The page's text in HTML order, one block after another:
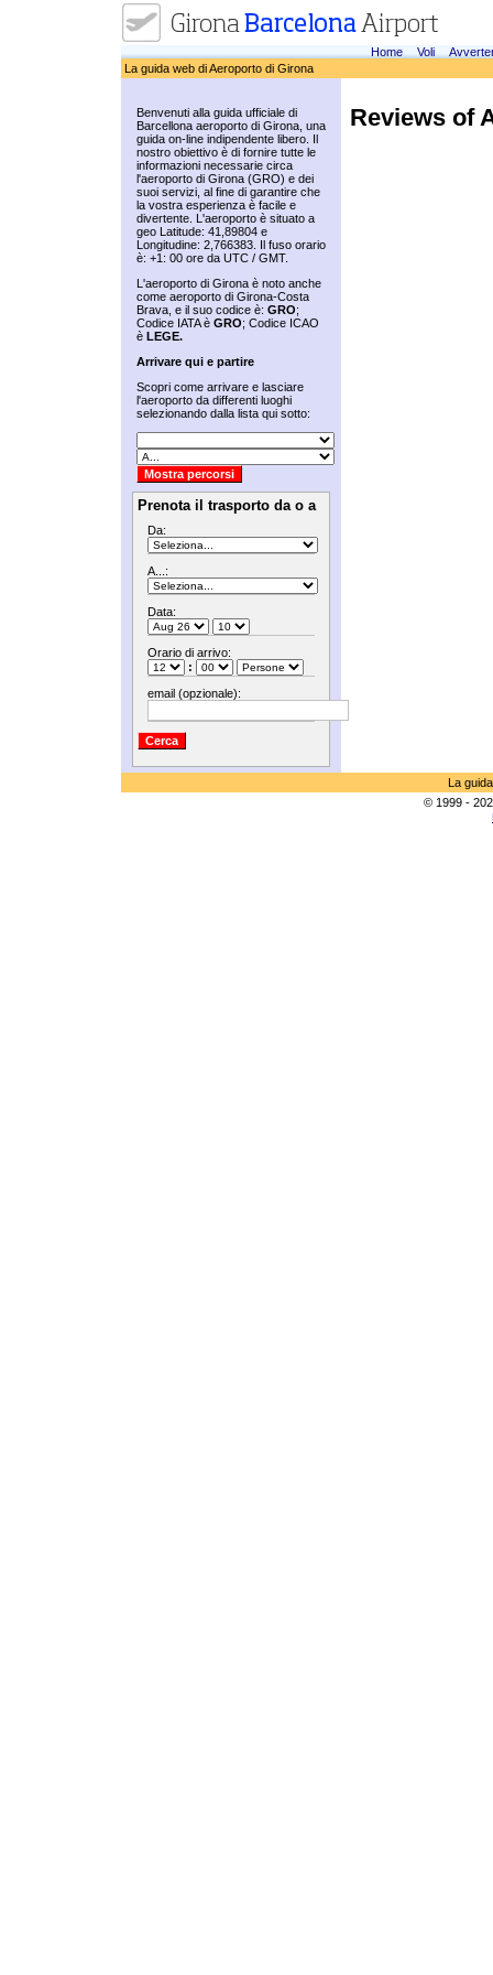
Home Voli
La guida web di Aeroporto di Girona
Benvenuti alla guida ufficiale di
Barcellona aeroporto di Girona, una
guida on-line indipendente libero. Il
nostro obiettivo è di fornire tutte le
informazioni necessarie circa
l'aeroporto di Girona (GRO) e dei
suoi servizi, al fine di garantire che
la vostra esperienza è facile e
divertente. L'aeroporto è situato a
geo Latitude: 41,89804 e
Longitudine: 2,766383. Il fuso orario
è: +1: 00 ore da UTC / GMT.
L'aeroporto di Girona è noto anche
come aeroporto di Girona-Costa
Brava, e il suo codice è: GRO;
Codice IATA è GRO; Codice ICAO
è LEGE.
Arrivare qui e partire
Scopri come arrivare e lasciare
l'aeroporto da differenti luoghi
selezionando dalla lista qui sotto:
Prenota il trasporto da o a
Da:
A...:
Data:
Orario di arrivo:
:
email (opzionale):
Reviews of
La
© 1999 -